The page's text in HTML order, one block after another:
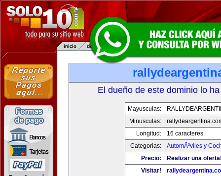
El dueño de este dominio lo
Mayusculas:
Minusculas:
Longitud:
16 caracteres
Categorias:
AutomÃ³viles y
Precio:
Realizar una
Visitar!